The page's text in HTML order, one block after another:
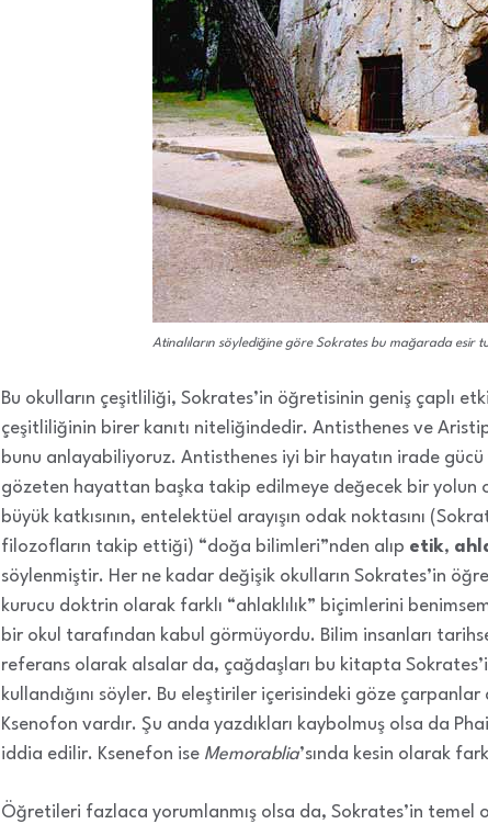
Atinalıların söylediğine göre Sokrates bu mağarada esir
Bu okulların çeşitliliği, Sokrates’in öğretisinin geniş çaplı
çeşitliliğinin birer kanıtı niteliğindedir. Antisthenes ve
bunu anlayabiliyoruz. Antisthenes iyi bir hayatın irade
gözeten hayattan başka takip edilmeye değecek bir yolun
büyük katkısının, entelektüel arayışın odak noktasını
filozofların takip ettiği) “doğa bilimleri”nden alıp etik,
söylenmiştir. Her ne kadar değişik okulların Sokrates’in
kurucu doktrin olarak farklı “ahlaklılık” biçimlerini
bir okul tarafından kabul görmüyordu. Bilim insanları
referans olarak alsalar da, çağdaşları bu kitapta
kullandığını söyler. Bu eleştiriler içerisindeki göze
Ksenofon vardır. Şu anda yazdıkları kaybolmuş olsa da
iddia edilir. Ksenefon ise Memorablia’sında kesin olarak
Öğretileri fazlaca yorumlanmış olsa da, Sokrates’in temel